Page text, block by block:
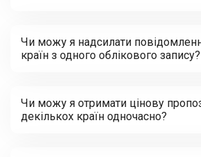
Чи можу я надсилати
країн з одного облікового запису?
Чи можу я отримати цінову
декількох країн одночасно?